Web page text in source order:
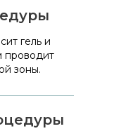
гель и
проводит
зоны.